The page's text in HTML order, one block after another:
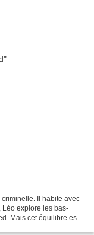
Il habite avec
Léo explore les bas-
Mais cet équilibre est